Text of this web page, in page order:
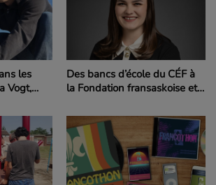
les
Vogt,
Des bancs d’école du CÉF à
la Fondation fransaskoise et
filante Jacqueline Sirois